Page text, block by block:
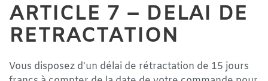
ARTICLE 7 – DELAI DE
RETRACTATION
Vous disposez d'un délai de rétractation de 15 jours